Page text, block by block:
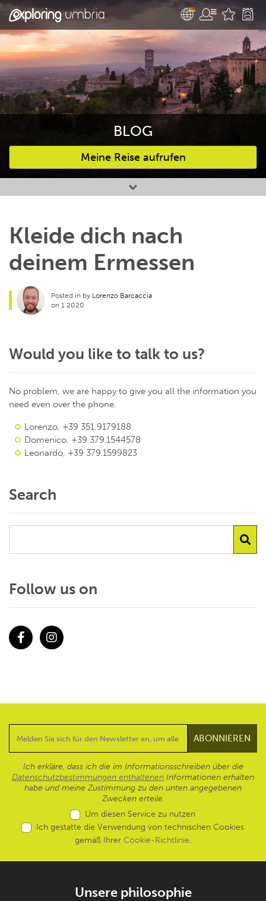
BLOG
Meine Reise aufrufen
Bevorzugte Aktivitäten
Kleide dich nach
deinem Ermessen
Posted in by Lorenzo Barcaccia
on 1 2020
Would you like to talk to us?
No problem, we are happy to give you all the information you
need even over the phone.
Lorenzo, +39 351.9179188
Domenico, +39 379.1544578
Leonardo, +39 379.1599823
Search
Follow us on
Ich erkläre, dass ich die im Informationsschreiben über die
Datenschutzbestimmungen enthaltenen Informationen erhalten
habe und meine Zustimmung zu den unten angegebenen
Zwecken erteile.
Um diesen Service zu nutzen
Ich gestatte die Verwendung von technischen Cookies
gemäß Ihrer Cookie-Richtlinie.
Unsere philosophie